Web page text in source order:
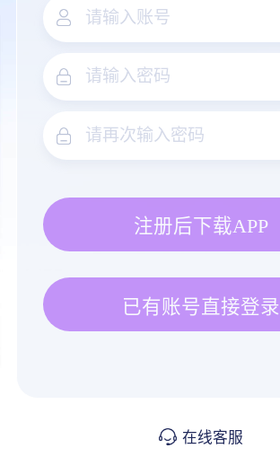
注册后下载APP
已有账号直接登录
在线客服